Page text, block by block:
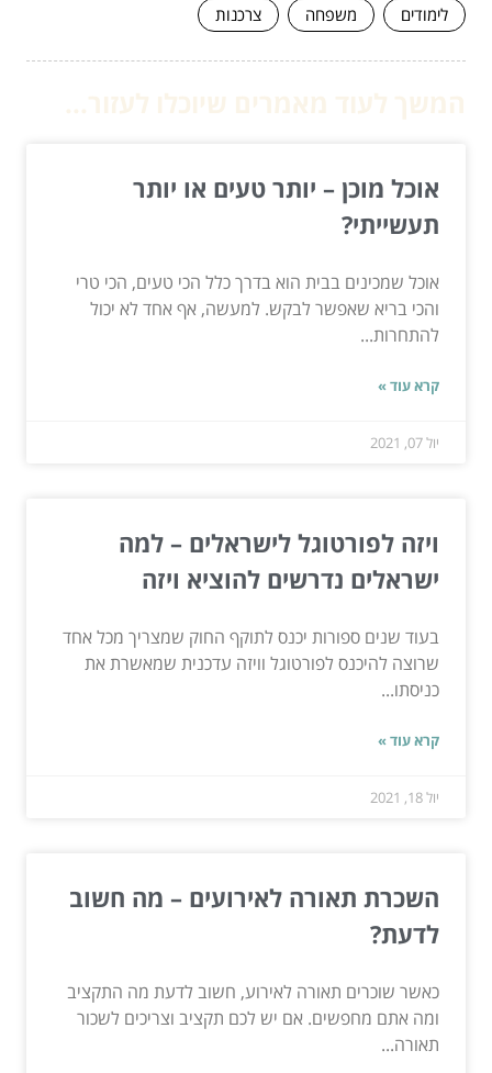
לימודים
משפחה צרכנות
אוכל מוכן – יותר טעים או יותר
תעשייתי?
אוכל שמכינים בבית הוא בדרך כלל הכי טעים, הכי טרי
והכי בריא שאפשר לבקש. למעשה, אף אחד לא יכול
להתחרות...
קרא עוד »
יול 07, 2021
ויזה לפורטוגל לישראלים – למה
ישראלים נדרשים להוציא ויזה
בעוד שנים ספורות יכנס לתוקף החוק שמצריך מכל אחד
שרוצה להיכנס לפורטוגל וויזה עדכנית שמאשרת את
כניסתו...
קרא עוד »
יול 18, 2021
השכרת תאורה לאירועים – מה חשוב
לדעת?
כאשר שוכרים תאורה לאירוע, חשוב לדעת מה התקציב
ומה אתם מחפשים. אם יש לכם תקציב וצריכים לשכור
תאורה...